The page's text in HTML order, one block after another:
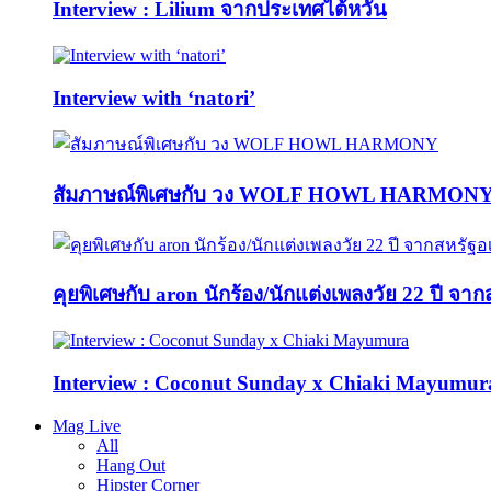
Interview : Lilium จากประเทศไต้หวัน
Interview with ‘natori’
สัมภาษณ์พิเศษกับ วง WOLF HOWL
คุยพิเศษกับ aron นักร้อง/นักแต่งเพลงวัย 22 ปี จาก
Interview : Coconut Sunday x Chiaki
Mag Live
All
Hang Out
Hipster Corner